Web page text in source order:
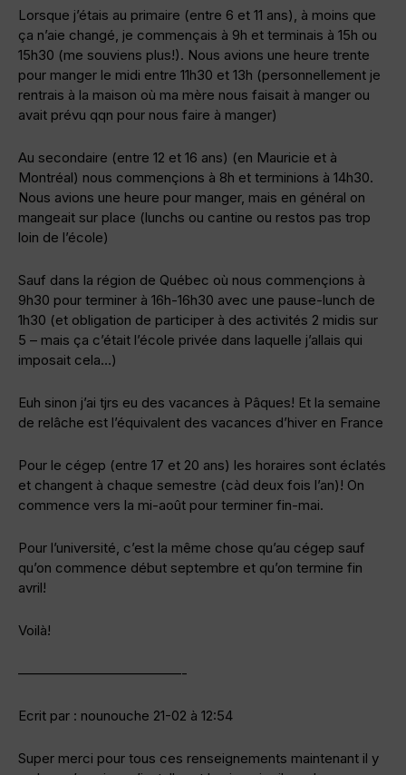
Lorsque j’étais au primaire (entre 6 et 11 ans), à moins que
ça n’aie changé, je commençais à 9h et terminais à 15h ou
15h30 (me souviens plus!). Nous avions une heure trente
pour manger le midi entre 11h30 et 13h (personnellement je
rentrais à la maison où ma mère nous faisait à manger ou
avait prévu qqn pour nous faire à manger)
Au secondaire (entre 12 et 16 ans) (en Mauricie et à
Montréal) nous commençions à 8h et terminions à 14h30.
Nous avions une heure pour manger, mais en général on
mangeait sur place (lunchs ou cantine ou restos pas trop
loin de l’école)
Sauf dans la région de Québec où nous commençions à
9h30 pour terminer à 16h-16h30 avec une pause-lunch de
1h30 (et obligation de participer à des activités 2 midis sur
5 – mais ça c’était l’école privée dans laquelle j’allais qui
imposait cela…)
Euh sinon j’ai tjrs eu des vacances à Pâques! Et la semaine
de relâche est l’équivalent des vacances d’hiver en France
Pour le cégep (entre 17 et 20 ans) les horaires sont éclatés
et changent à chaque semestre (càd deux fois l’an)! On
commence vers la mi-août pour terminer fin-mai.
Pour l’université, c’est la même chose qu’au cégep sauf
qu’on commence début septembre et qu’on termine fin
avril!
Voilà!
————————————-
Ecrit par : nounouche 21-02 à 12:54
Super merci pour tous ces renseignements maintenant il y